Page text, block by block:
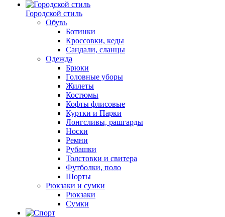
Городской стиль
Обувь
Ботинки
Кроссовки, кеды
Сандали, сланцы
Одежда
Брюки
Головные уборы
Жилеты
Костюмы
Кофты флисовые
Куртки и Парки
Лонгсливы, рашгарды
Носки
Ремни
Рубашки
Толстовки и свитера
Футболки, поло
Шорты
Рюкзаки и сумки
Рюкзаки
Сумки